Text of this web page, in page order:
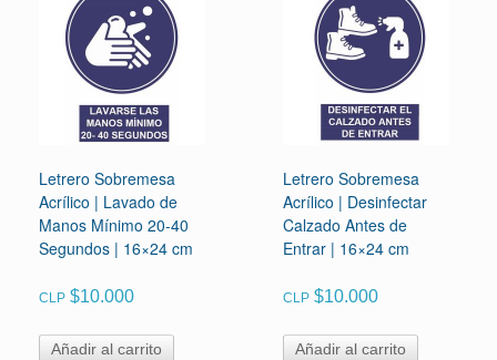
Letrero Sobremesa
Acrílico | Lavado de
Manos Mínimo 20-40
Segundos | 16×24 cm
CLP $10.000
Añadir al carrito
Letrero Sobremesa
Acrílico | Desinfectar
Calzado Antes de
Entrar | 16×24 cm
CLP $10.000
Añadir al carrito